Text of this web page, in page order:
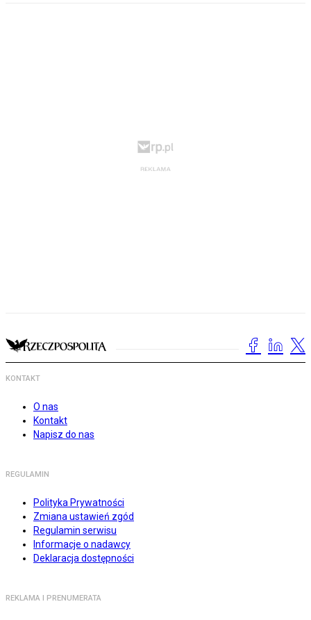
KONTAKT
O nas
Kontakt
Napisz do nas
REGULAMIN
Polityka Prywatności
Zmiana ustawień zgód
Regulamin serwisu
Informacje o nadawcy
Deklaracja dostępności
REKLAMA I PRENUMERATA